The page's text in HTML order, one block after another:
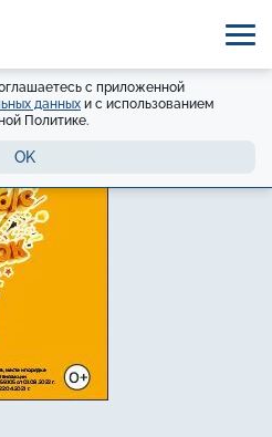
с приложенной
данных и с использованием
Политике.
OK